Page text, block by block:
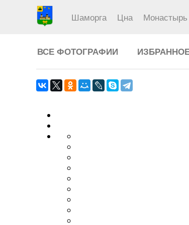
Шаморга Цна Монастырь
ВСЕ ФОТОГРАФИИ